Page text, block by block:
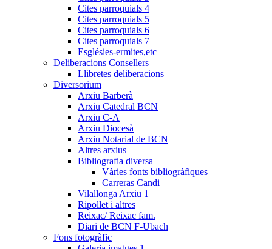
Cites parroquials 4
Cites parroquials 5
Cites parroquials 6
Cites parroquials 7
Esglésies-ermites,etc
Deliberacions Consellers
Llibretes deliberacions
Diversorium
Arxiu Barberà
Arxiu Catedral BCN
Arxiu C-A
Arxiu Diocesà
Arxiu Notarial de BCN
Altres arxius
Bibliografia diversa
Vàries fonts bibliogràfiques
Carreras Candi
Vilallonga Arxiu 1
Ripollet i altres
Reixac/ Reixac fam.
Diari de BCN F-Ubach
Fons fotogràfic